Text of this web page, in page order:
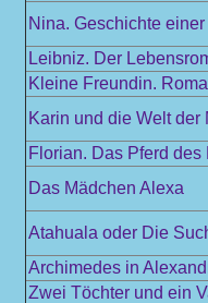
Nina. Geschichte
Leibniz. Der
Kleine Freundin.
Karin und die Welt der
Florian. Das Pferd des
Das Mädchen Alexa
Atahuala oder Die
Archimedes in
Zwei Töchter und ein